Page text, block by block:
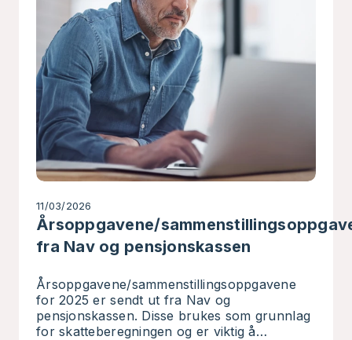
11/03/2026
Årsoppgavene/
fra Nav og pensjonskassen
Årsoppgavene/sammenstillingsoppgavene
for 2025 er sendt ut fra Nav og
pensjonskassen. Disse brukes som grunnlag
for skatteberegningen og er viktig å